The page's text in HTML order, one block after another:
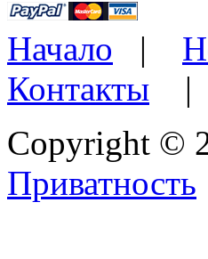
Начало |
Контакты |
Copyright ©
Приватность